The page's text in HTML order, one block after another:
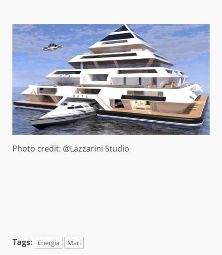
Photo credit: @Lazzarini Studio
Tags: Energia Mari